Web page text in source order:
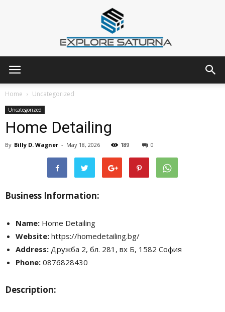
Home Uncategorized
Uncategorized
Home Detailing
By Billy D. Wagner - May 18, 2026 189 0
Business Information:
Name: Home Detailing
Website: https://homedetailing.bg/
Address: Дружба 2, бл. 281, вх Б, 1582 София
Phone: 0876828430
Description: